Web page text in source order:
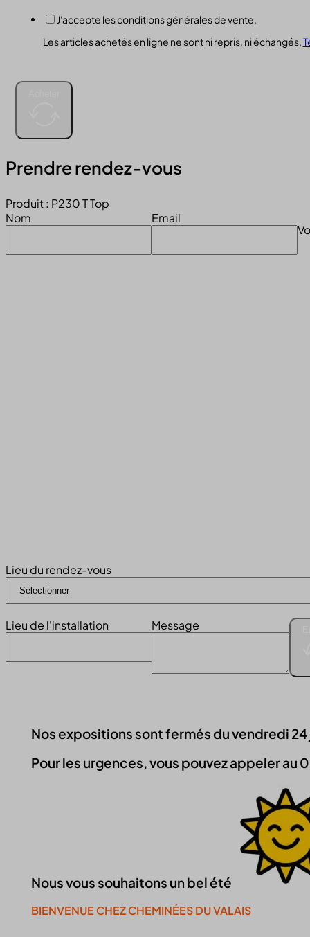
J'accepte les conditions générales de vente.
Les articles achetés en ligne ne sont ni repris, ni échangés.
Prendre rendez-vous
Produit : P230 T Top
Nom
Email
Lieu du rendez-vous
Lieu de l'installation Message
Nos expositions sont fermés du vendredi 24
Pour les urgences, vous pouvez appeler au
Nous vous souhaitons un bel été
BIENVENUE CHEZ CHEMINÉES DU VALAIS